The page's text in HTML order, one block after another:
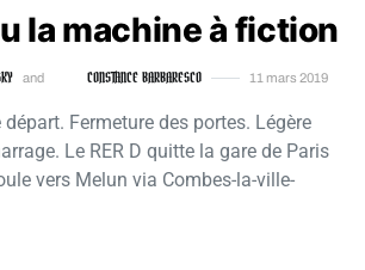
la machine à fiction
and CONSTANCE BARBARESCO 11 mars 2019
Fermeture des portes. Légère
Le RER D quitte la gare de Paris
vers Melun via Combes-la-ville-